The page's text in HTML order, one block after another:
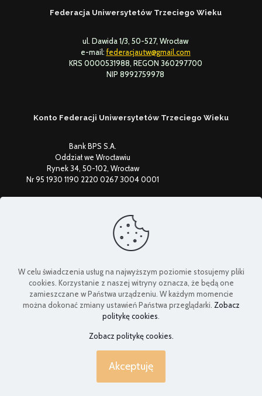
Federacja Uniwersytetów Trzeciego Wieku
ul. Dawida 1/3, 50-527, Wrocław
e-mail:federacjautw@gmail.com
KRS 0000531988, REGON 360297700
NIP 8992759978
Konto Federacji Uniwersytetów Trzeciego Wieku
Bank BPS S.A.
Oddział we Wrocławiu
Rynek 34, 50-102, Wrocław
Nr 95 1930 1190 2220 0267 3004 0001
Federacja Uniwersytetów Trzeciego Wieku
© 2024 dolnoslaski-senior.pl | All Rights Reserved
W celu świadczenia usług na najwyższym poziomie stosujemy pliki
cookies. Korzystanie z naszej witryny oznacza, że będą one
zamieszczane w Państwa urządzeniu. W każdym momencie
można dokonać zmiany ustawień Państwa przeglądarki. Zobacz
politykę cookies
Zobacz politykę cookies.
Akceptuję